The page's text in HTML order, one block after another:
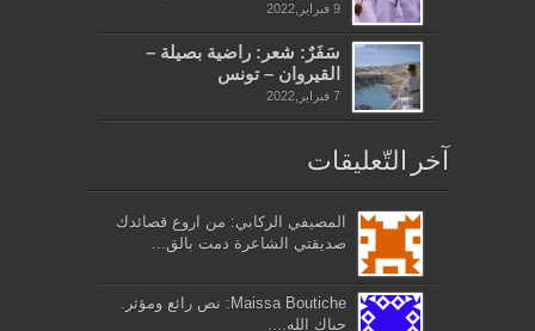
9 فبراير,2022
سَفَرٌ: شعر: راضية بصيلة –
القيروان – تونس
7 فبراير,2022
آخر التّعليقات
المصيفي الركابي: من اروع قصائدك
صديقتي الشاعرة دمت بالق...
Maissa Boutiche: نص رائع ومؤثر.
حياك الله....